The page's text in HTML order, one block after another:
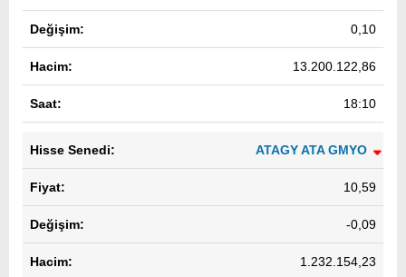
0,10
13.200.122,86
18:10
ATAGY ATA GMYO
10,59
-0,09
1.232.154,23